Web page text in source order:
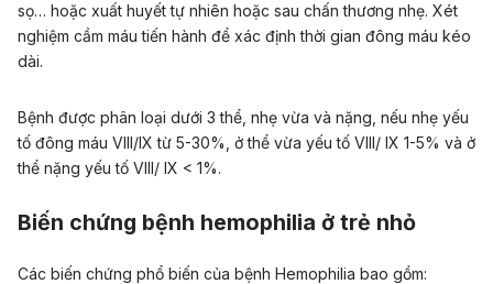
sọ… hoặc xuất huyết tự nhiên hoặc sau chấn thương nhẹ. Xét
nghiệm cầm máu tiến hành để xác định thời gian đông máu kéo
dài.
Bệnh được phân loại dưới 3 thể, nhẹ vừa và nặng, nếu nhẹ yếu
tố đông máu VIII/IX từ 5-30%, ở thể vừa yếu tố VIII/ IX 1-5% và ở
thể nặng yếu tố VIII/ IX < 1%.
Biến chứng bệnh hemophilia ở trẻ nhỏ
Các biến chứng phổ biến của bệnh Hemophilia bao gồm: